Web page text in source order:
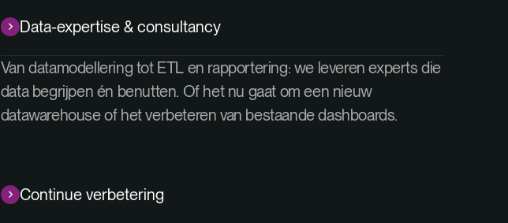
Data-expertise & consultancy
Van datamodellering tot ETL en rapportering: we leveren experts die
data begrijpen én benutten. Of het nu gaat om een nieuw
datawarehouse of het verbeteren van bestaande dashboards.
Continue verbetering